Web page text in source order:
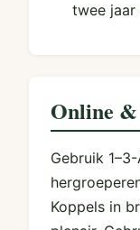
twee jaar
Online
Gebruik
Koppels in